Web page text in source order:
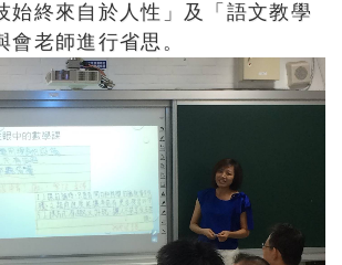
始終來自於人性」及「語文教學
會老師進行省思。